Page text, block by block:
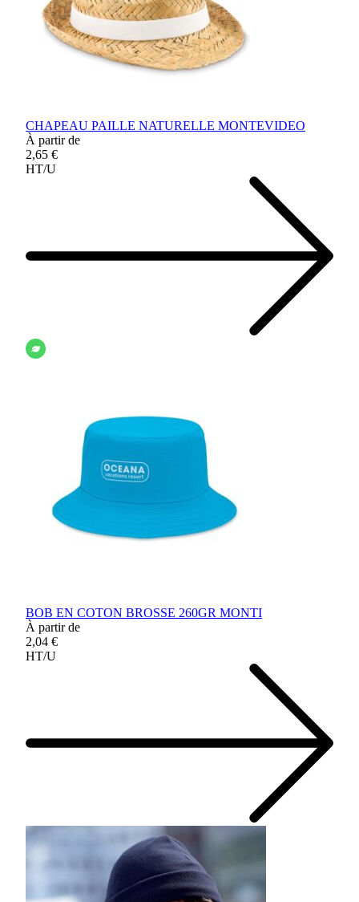
CHAPEAU PAILLE NATURELLE MONTEVIDEO
À partir de
2,65 €
HT/U
BOB EN COTON BROSSE 260GR MONTI
À partir de
2,04 €
HT/U